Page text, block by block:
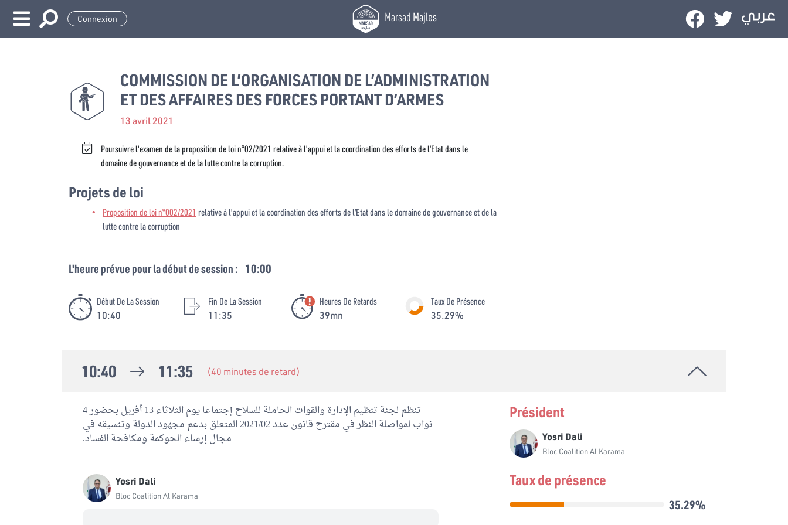
Connexion MarsadMajles
COMMISSION DE L’ORGANISATION DE L’ADMINISTRATION
ET DES AFFAIRES DES FORCES PORTANT D’ARMES
13 avril 2021
Poursuivre l'examen de la proposition de loi n°02/2021 relative à l'appui et la coordination des efforts de l’Etat dans le
domaine de gouvernance et de la lutte contre la corruption.
Projets de loi
Proposition de loi n°002/2021 relative à l'appui et la coordination des efforts de l’Etat dans le domaine de gouvernance et de la
lutte contre la corruption
L'heure prévue pour la début de session : 10:00
Début De La Session
10:40
Fin De La Session
11:35
Heures De Retards
39mn
Taux De Présence
35.29%
10:40 11:35 (40 minutes de retard)
تنظم لجنة تنظيم الإدارة والقوات الحاملة للسلاح إجتماعا يوم الثلاثاء 13 أفريل بحضور 4
نواب لمواصلة النظر في مقترح قانون عدد 2021/02 المتعلق بدعم مجهود الدولة وتنسيقه في
مجال إرساء الحوكمة ومكافحة الفساد.
Yosri Dali
Bloc Coalition Al Karama
Président
Yosri Dali
Bloc Coalition Al Karama
Taux de présence
35.29%